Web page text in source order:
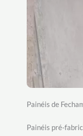
Painéis de
Painéis pré-